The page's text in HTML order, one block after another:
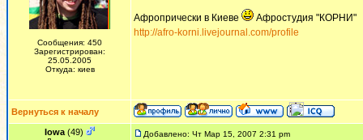
Сообщения: 450
Зарегистрирован:
25.05.2005
Откуда: киев
Афропрически в Киеве
Афростудия "КОРНИ"
http://afro-korni.livejournal.com/profile
Вернуться к началу
Iowa (49) Добавлено: Чт Мар 15, 2007 2:31 pm